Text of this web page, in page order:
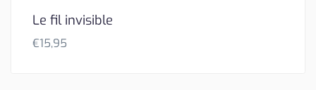
Le fil invisible
€15,95